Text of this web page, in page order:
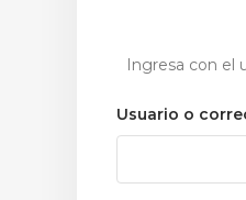
Ingresa con el
Usuario o